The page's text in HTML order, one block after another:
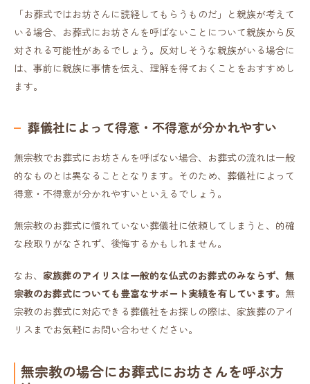
「お葬式ではお坊さんに読経してもらうものだ」と親族が考えて
いる場合、お葬式にお坊さんを呼ばないことについて親族から反
対される可能性があるでしょう。反対しそうな親族がいる場合に
は、事前に親族に事情を伝え、理解を得ておくことをおすすめし
ます。
葬儀社によって得意・不得意が分かれやすい
無宗教でお葬式にお坊さんを呼ばない場合、お葬式の流れは一般
的なものとは異なることとなります。そのため、葬儀社によって
得意・不得意が分かれやすいといえるでしょう。
無宗教のお葬式に慣れていない葬儀社に依頼してしまうと、的確
な段取りがなされず、後悔するかもしれません。
なお、 家族葬のアイリスは一般的な仏式のお葬式のみならず、無
宗教のお葬式についても豊富なサポート実績を有しています。 無
宗教のお葬式に対応できる葬儀社をお探しの際は、家族葬のアイ
リスまでお気軽にお問い合わせください。
無宗教の場合にお葬式にお坊さんを呼ぶ方